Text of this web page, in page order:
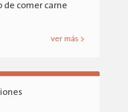
de comer carne
ver más >